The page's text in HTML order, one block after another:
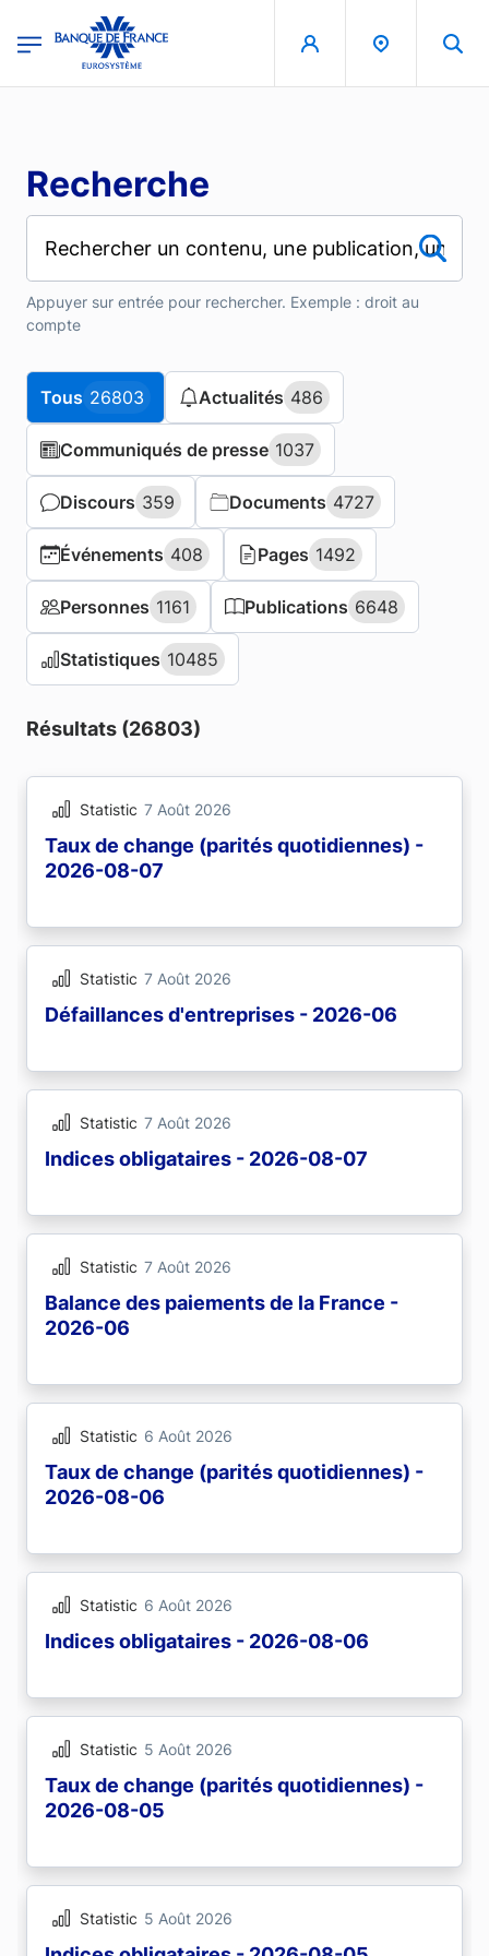
Recherche
Appuyer sur entrée pour rechercher. Exemple : droit au
compte
Tous 26803
Tous 26803 Actualités 486
Actualités 486
Communiqués de presse 1037
Communiqués de presse 1037
Discours 359
Discours 359 Documents 4727
Documents 4727
Événements 408
Événements 408 Pages 1492
Pages 1492
Personnes 1161
Personnes 1161 Publications 6648
Publications 6648
Statistiques 10485
Statistiques 10485
Résultats (26803)
Statistic 7 Août 2026
Taux de change (parités quotidiennes) -
2026-08-07
Statistic 7 Août 2026
Défaillances d'entreprises - 2026-06
Statistic 7 Août 2026
Indices obligataires - 2026-08-07
Statistic 7 Août 2026
Balance des paiements de la France -
2026-06
Statistic 6 Août 2026
Taux de change (parités quotidiennes) -
2026-08-06
Statistic 6 Août 2026
Indices obligataires - 2026-08-06
Statistic 5 Août 2026
Taux de change (parités quotidiennes) -
2026-08-05
Statistic 5 Août 2026